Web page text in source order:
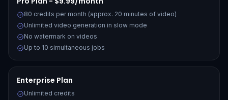
80 credits per month (approx. 20 minutes of video)
Unlimited video generation in slow mode
No watermark on videos
Up to 10 simultaneous jobs
Enterprise Plan
Unlimited credits